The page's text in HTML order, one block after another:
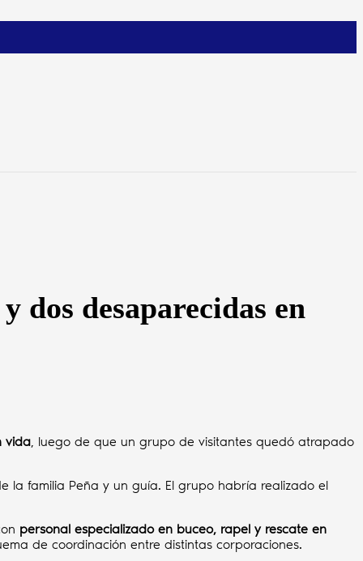
dos desaparecidas en
vida, luego de que un grupo de visitantes quedó atrapado
la familia Peña y un guía. El grupo habría realizado el
personal especializado en buceo, rapel y rescate en
de coordinación entre distintas corporaciones.